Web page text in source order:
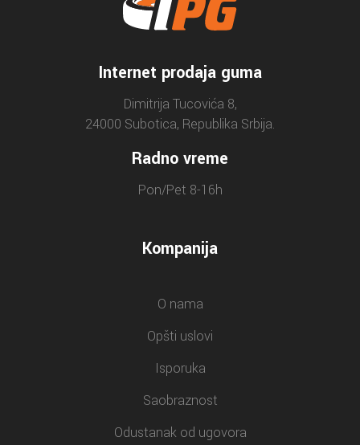
Internet prodaja guma
Dimitrija Tucovića 8,
24000 Subotica, Republika Srbija.
Radno vreme
Pon/Pet 8-16h
Kompanija
O nama
Opšti uslovi
Isporuka
Saobraznost
Odustanak od ugovora